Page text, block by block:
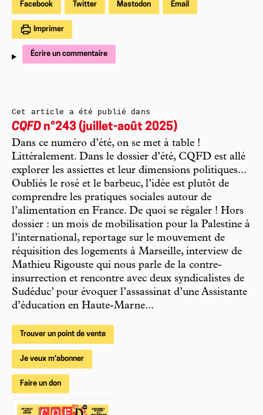
Facebook Twitter Mastodon Email
Imprimer
Écrire un commentaire
Cet article a été publié dans
CQFD n°243 (juillet-août 2025)
Dans ce numéro d’été, on se met à table !
Littéralement. Dans le dossier d’été, CQFD est allé
explorer les assiettes et leur dimensions politiques...
Oubliés le rosé et le barbeuc, l’idée est plutôt de
comprendre les pratiques sociales autour de
l’alimentation en France. De quoi se régaler ! Hors
dossier : un mois de mobilisation pour la Palestine à
l’international, reportage sur le mouvement de
réquisition des logements à Marseille, interview de
Mathieu Rigouste qui nous parle de la contre-
insurrection et rencontre avec deux syndicalistes de
Sudéduc’ pour évoquer l’assassinat d’une Assistante
d’éducation en Haute-Marne...
Trouver un point de vente
Je veux m'abonner
Faire un don